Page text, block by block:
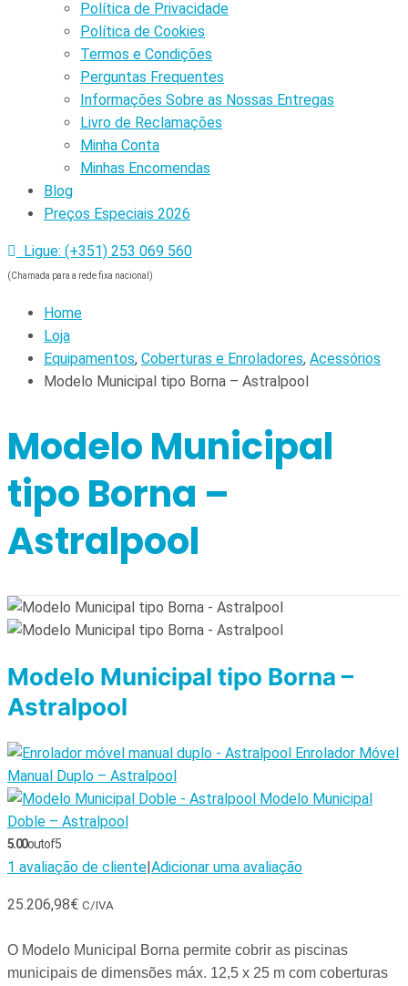
Política de Privacidade
Política de Cookies
Termos e Condições
Perguntas Frequentes
Informações Sobre as Nossas Entregas
Livro de Reclamações
Minha Conta
Minhas Encomendas
Blog
Preços Especiais 2026
Ligue: (+351) 253 069 560
(Chamada para a rede fixa nacional)
Home
Loja
Equipamentos, Coberturas e Enroladores, Acessórios
Modelo Municipal tipo Borna – Astralpool
Modelo Municipal
tipo Borna –
Astralpool
Modelo Municipal tipo Borna –
Astralpool
Enrolador Móvel
Manual Duplo – Astralpool
Modelo Municipal
Doble – Astralpool
5.00out of 5
1 avaliação de cliente|Adicionar uma avaliação
25.206,98€ C/IVA
O Modelo Municipal Borna permite cobrir as piscinas
municipais de dimensões máx. 12,5 x 25 m com coberturas